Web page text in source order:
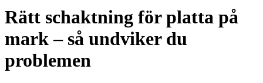
Rätt schaktning för platta på
mark – så undviker du
problemen